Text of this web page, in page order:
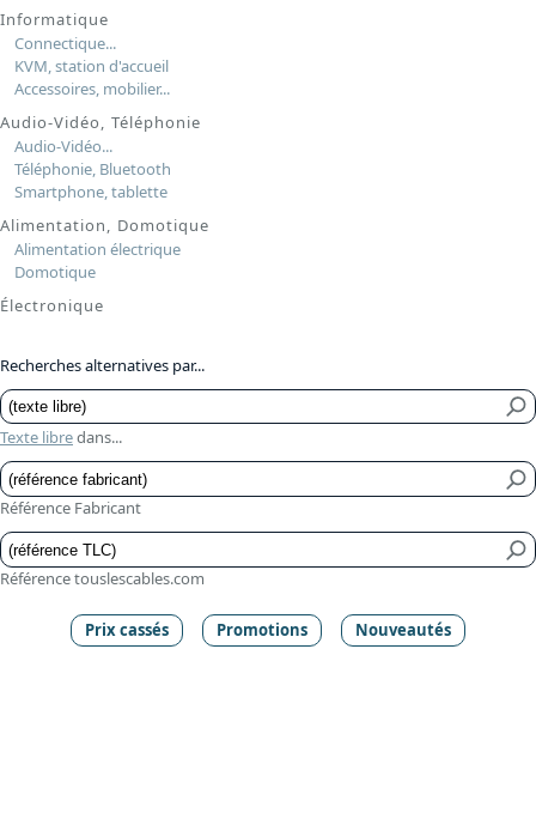
Informatique
Connectique...
KVM, station d'accueil
Accessoires, mobilier...
Audio-Vidéo, Téléphonie
Audio-Vidéo...
Téléphonie, Bluetooth
Smartphone, tablette
Alimentation, Domotique
Alimentation électrique
Domotique
Électronique
Recherches alternatives par...
Texte libredans...
Référence Fabricant
Référence touslescables.com
Prix cassés Promotions Nouveautés